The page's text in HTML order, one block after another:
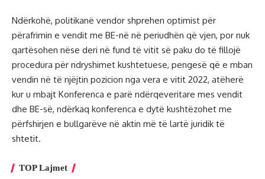
Ndërkohë, politikanë vendor shprehen optimist për
përafrimin e vendit me BE-në në periudhën që vjen, por nuk
qartësohen nëse deri në fund të vitit së paku do të fillojë
procedura për ndryshimet kushtetuese, pengesë që e mban
vendin në të njëjtin pozicion nga vera e vitit 2022, atëherë
kur u mbajt Konferenca e parë ndërqeveritare mes vendit
dhe BE-së, ndërkaq konferenca e dytë kushtëzohet me
përfshirjen e bullgarëve në aktin më të lartë juridik të
shtetit.
TOP Lajmet